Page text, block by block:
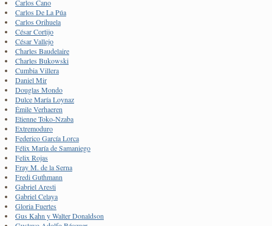
Carlos Cano
Carlos De La Púa
Carlos Orihuela
César Cortijo
César Vallejo
Charles Baudelaire
Charles Bukowski
Cumbia Villera
Daniel Mir
Douglas Mondo
Dulce María Loynaz
Émile Verhaeren
Etienne Toko-Nzaba
Extremoduro
Federico García Lorca
Félix María de Samaniego
Felix Rojas
Fray M. de la Serna
Fredi Guthmann
Gabriel Aresti
Gabriel Celaya
Gloria Fuertes
Gus Kahn y Walter Donaldson